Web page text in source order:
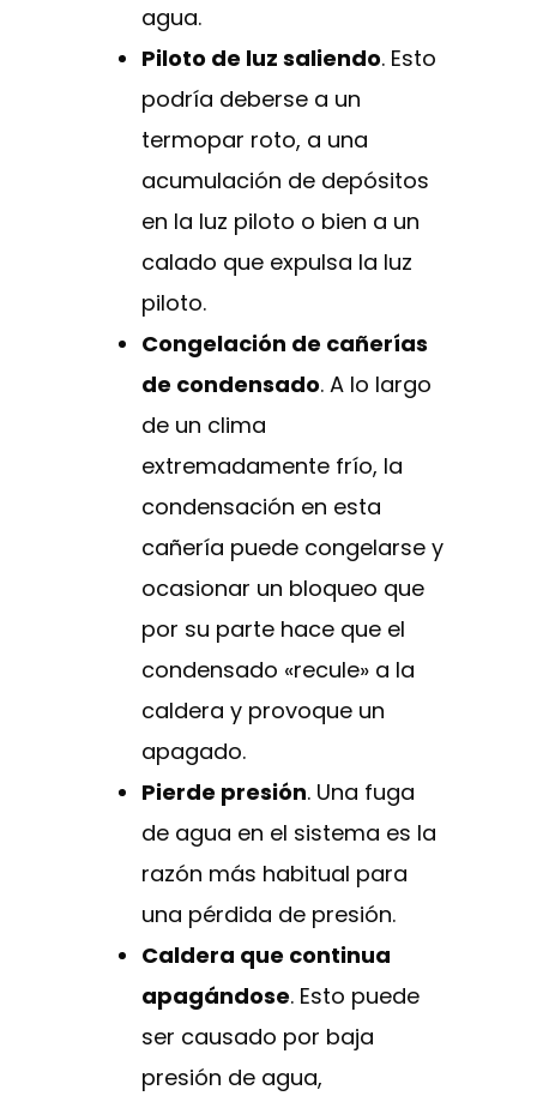
agua.
Piloto de luz saliendo. Esto
podría deberse a un
termopar roto, a una
acumulación de depósitos
en la luz piloto o bien a un
calado que expulsa la luz
piloto.
Congelación de cañerías
de condensado. A lo largo
de un clima
extremadamente frío, la
condensación en esta
cañería puede congelarse y
ocasionar un bloqueo que
por su parte hace que el
condensado «recule» a la
caldera y provoque un
apagado.
Pierde presión. Una fuga
de agua en el sistema es la
razón más habitual para
una pérdida de presión.
Caldera que continua
apagándose. Esto puede
ser causado por baja
presión de agua,